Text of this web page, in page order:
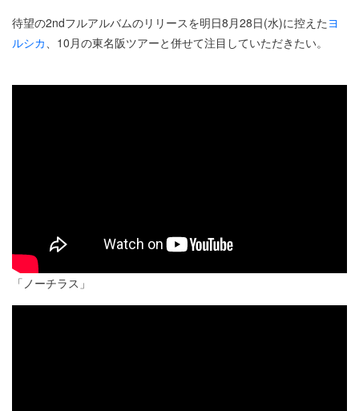
待望の2ndフルアルバムのリリースを明日8月28日(水)に控えた ヨ
ルシカ、10月の東名阪ツアーと併せて注目していただきたい。
「ノーチラス」